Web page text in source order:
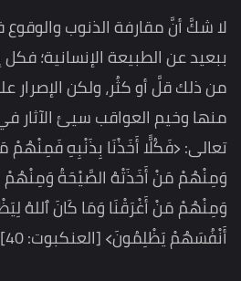
لا شكَّ أنَّ مقارفة الذنوب
ببعيد عن الطبيعة الإنسانية؛
من ذلك قلَّ أو كثُر، ولكن الإصرار
منها وخيم العواقب سيئ الآثار في
تعالى: ﴿فَكُلًّا أَخَذْنَا بِذَنْبِهِ فَمِنْهُمْ
وَمِنْهُمْ مَنْ أَخَذَتْهُ الصَّيْحَةُ وَمِنْهُمْ
وَمِنْهُمْ مَنْ أَغْرَقْنَا وَمَا كَانَ ٱللهُ
أَنْفُسَهُمْ يَظْلِمُونَ﴾ [العنكبوت: 40].